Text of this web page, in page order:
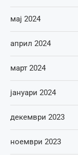
мај 2024
април 2024
март 2024
јануари 2024
декември 2023
ноември 2023